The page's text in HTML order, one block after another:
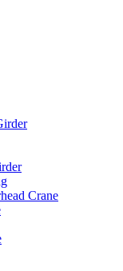
Crane